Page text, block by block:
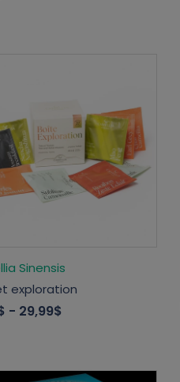
Sinensis
exploration
- 29,99$